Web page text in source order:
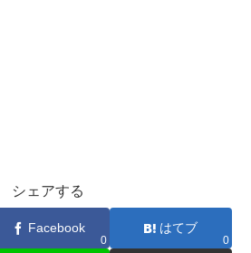
シェアする
Facebook
0
はてブ
0